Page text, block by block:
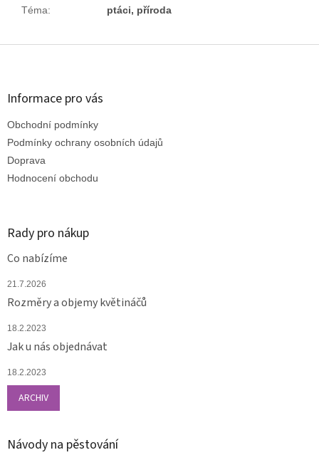
Téma: ptáci, příroda
Z
Informace pro vás
Obchodní podmínky
Podmínky ochrany osobních údajů
Doprava
Hodnocení obchodu
Rady pro nákup
Co nabízíme
21.7.2026
Rozměry a objemy květináčů
18.2.2023
Jak u nás objednávat
18.2.2023
ARCHIV
Návody na pěstování